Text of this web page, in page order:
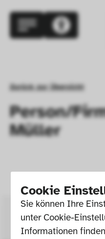
Cookie
Sie können Ihre
unter Cookie-
Zurück zur Übersicht
Person/
Müller